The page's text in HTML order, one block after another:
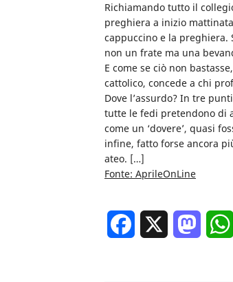
Richiamando tutto il
preghiera a inizio
cappuccino e la preghiera.
non un frate ma una
E come se ciò non
cattolico, concede a chi
Dove l’assurdo? In tre
tutte le fedi pretendono di
come un ‘dovere’, quasi
infine, fatto forse ancora
ateo. […]
Fonte: AprileOnLine
Facebook